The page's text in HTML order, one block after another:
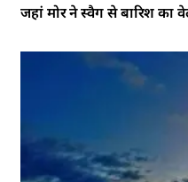
जहां मोर ने स्वैग से बारिश का